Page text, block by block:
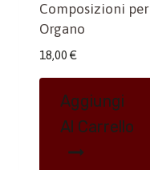
Composizioni per
Organo
18,00 €
Aggiungi
Al Carrello